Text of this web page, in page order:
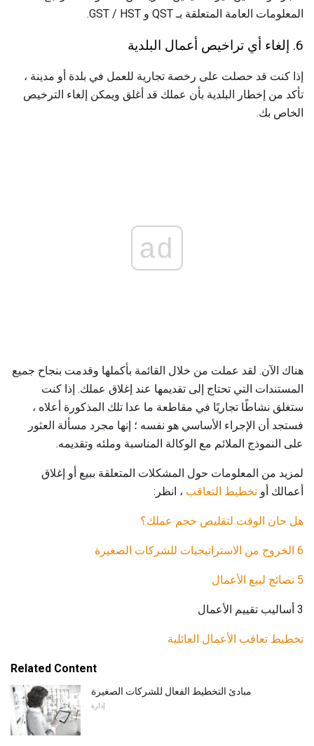
المعلومات العامة المتعلقة بـ QST و GST / HST.
6. إلغاء أي تراخيص أعمال البلدية
إذا كنت قد حصلت على رخصة تجارية للعمل في بلدة أو مدينة ،
تأكد من إخطار البلدية بأن عملك قد أغلق ويمكن إلغاء الترخيص
الخاص بك.
ad
هناك الآن. لقد عملت من خلال القائمة بأكملها وقدمت بنجاح جميع
المستندات التي تحتاج إلى تقديمها عند إغلاق عملك. إذا كنت
ستغلق نشاطًا تجاريًا في مقاطعة ما عدا تلك المذكورة أعلاه ،
فستجد أن الإجراء الأساسي هو نفسه ؛ إنها مجرد مسألة العثور
على النموذج الملائم مع الوكالة المناسبة وملئه وتقديمه.
لمزيد من المعلومات حول المشكلات المتعلقة ببيع أو إغلاق
أعمالك أو تخطيط التعاقب ، انظر:
هل حان الوقت لتقليص حجم عملك؟
6 الخروج من الاستراتيجيات للشركات الصغيرة
5 نصائح لبيع الأعمال
3 أساليب تقييم الأعمال
تخطيط تعاقب الأعمال العائلية
Related Content
مبادئ التخطيط الفعال للشركات الصغيرة
إدارة